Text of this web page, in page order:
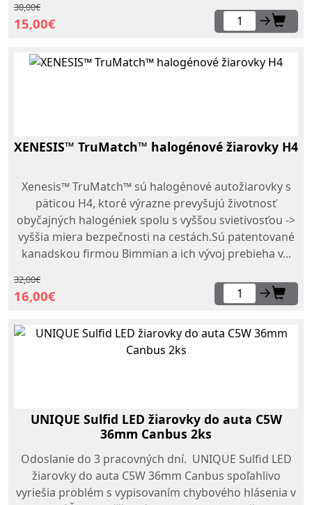
30,00€
15,00€ →
XENESIS™ TruMatch™ halogénové žiarovky H4
Xenesis™ TruMatch™ sú halogénové autožiarovky s
päticou H4, ktoré výrazne prevyšujú životnosť
obyčajných halogéniek spolu s vyššou svietivosťou ->
vyššia miera bezpečnosti na cestách.Sú patentované
kanadskou firmou Bimmian a ich vývoj prebieha v...
32,00€
16,00€ →
UNIQUE Sulfid LED žiarovky do auta C5W
36mm Canbus 2ks
Odoslanie do 3 pracovných dní. UNIQUE Sulfid LED
žiarovky do auta C5W 36mm Canbus spoľahlivo
vyriešia problém s vypisovaním chybového hlásenia v